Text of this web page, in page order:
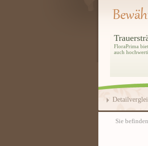
FloraPrima
auch
Sie